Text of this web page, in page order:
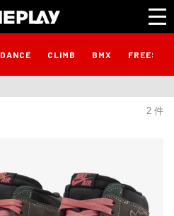
DANCE CLIMB BMX
2 件